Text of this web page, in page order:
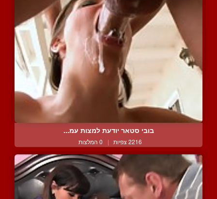
בובי סטאר יודעת למצות עמ...
2216 צפיות | 0 המלצות